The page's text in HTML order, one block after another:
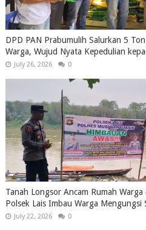
DPD PAN Prabumulih Salurkan 5
Warga, Wujud Nyata Kepedulian
July 26, 2026 0
Tanah Longsor Ancam Rumah
Polsek Lais Imbau Warga Mengungsi
July 22, 2026 0